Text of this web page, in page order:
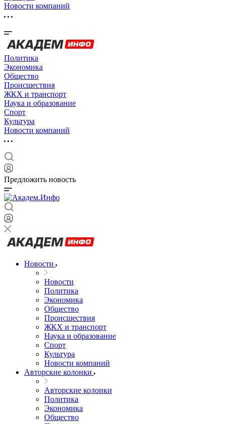
Новости компаний
Политика
Экономика
Общество
Происшествия
ЖКХ и транспорт
Наука и образование
Спорт
Культура
Новости компаний
Предложить новость
Новости
Новости
Политика
Экономика
Общество
Происшествия
ЖКХ и транспорт
Наука и образование
Спорт
Культура
Новости компаний
Авторские колонки
Авторские колонки
Политика
Экономика
Общество